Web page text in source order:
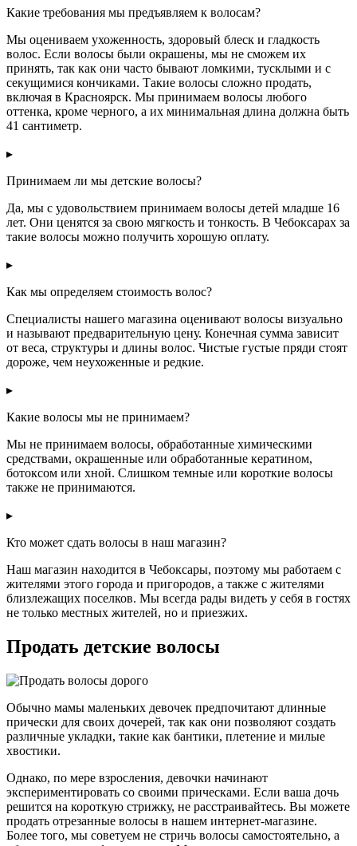
Какие требования мы предъявляем к волосам?
Мы оцениваем ухоженность, здоровый блеск и гладкость
волос. Если волосы были окрашены, мы не сможем их
принять, так как они часто бывают ломкими, тусклыми и с
секущимися кончиками. Такие волосы сложно продать,
включая в Красноярск. Мы принимаем волосы любого
оттенка, кроме черного, а их минимальная длина должна быть
41 сантиметр.
▸
Принимаем ли мы детские волосы?
Да, мы с удовольствием принимаем волосы детей младше 16
лет. Они ценятся за свою мягкость и тонкость. В Чебоксарах за
такие волосы можно получить хорошую оплату.
▸
Как мы определяем стоимость волос?
Специалисты нашего магазина оценивают волосы визуально
и называют предварительную цену. Конечная сумма зависит
от веса, структуры и длины волос. Чистые густые пряди стоят
дороже, чем неухоженные и редкие.
▸
Какие волосы мы не принимаем?
Мы не принимаем волосы, обработанные химическими
средствами, окрашенные или обработанные кератином,
ботоксом или хной. Слишком темные или короткие волосы
также не принимаются.
▸
Кто может сдать волосы в наш магазин?
Наш магазин находится в Чебоксары, поэтому мы работаем с
жителями этого города и пригородов, а также с жителями
близлежащих поселков. Мы всегда рады видеть у себя в гостях
не только местных жителей, но и приезжих.
Продать детские волосы
Обычно мамы маленьких девочек предпочитают длинные
прически для своих дочерей, так как они позволяют создать
различные укладки, такие как бантики, плетение и милые
хвостики.
Однако, по мере взросления, девочки начинают
экспериментировать со своими прическами. Если ваша дочь
решится на короткую стрижку, не расстраивайтесь. Вы можете
продать отрезанные волосы в нашем интернет-магазине.
Более того, мы советуем не стричь волосы самостоятельно, а